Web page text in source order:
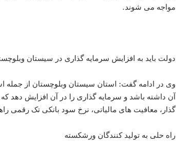
مواجه می شوند.
دولت باید به افزایش سرمایه گذاری در سیستان
وی در ادامه گفت: استان سیستان وبلوچستان از
آن داشته باشد و سرمایه گذاری را در آن افزایش دهد
گذار، معافیت های مالیاتی، نرخ سود بانکی تک رقمی
راه حلی به تولید کنندگان ورشکسته